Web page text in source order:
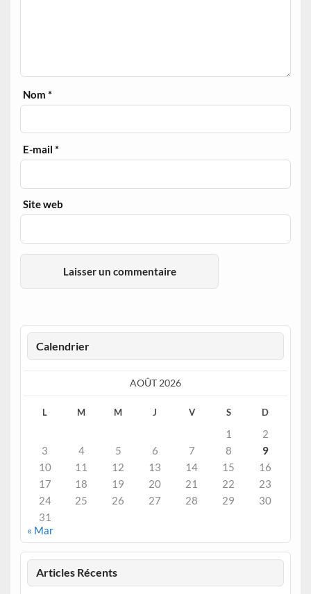
Nom*
E-mail*
Site web
Calendrier
AOÛT 2026
L M M J V S D
1
2
3
4 5 6 7 8
9
10
11 12 13 14 15
16
17
18 19 20 21 22
23
24
25 26 27 28 29
30
31
« Mar
Articles Récents